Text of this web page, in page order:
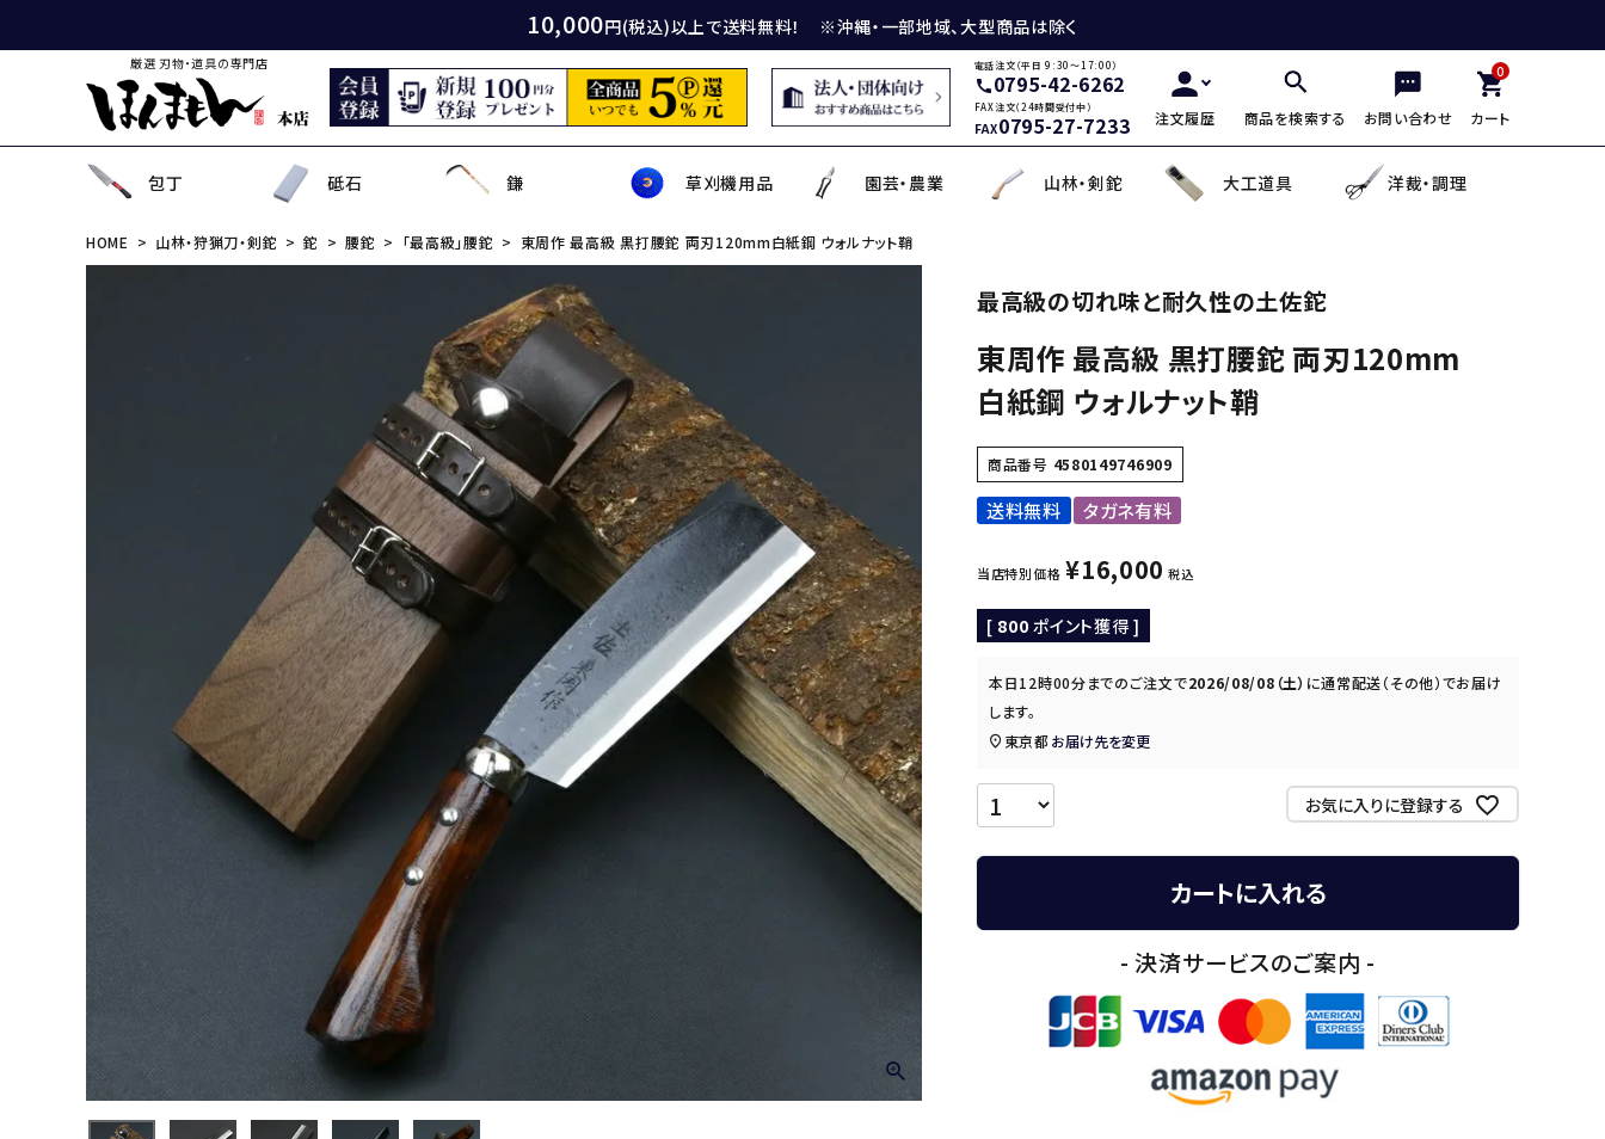
10,000円(税込)以上で送料無料！ ※沖縄・一部地域、大型商品は除く
厳選 刃物・道具の専門店 電話注文（平日 9:30～17:00）
call0795-42-6262
FAX注文（24時間受付中）
FAX0795-27-7233 注文履歴 商品を検索する お問い合わせ
0
カート
包丁
刺身包丁
ペティナイフ 牛刀・筋引き・骨スキ 麺切り包丁
セット商品 包丁収納・ケース デザイン包丁
砥石
角砥石
長刃包丁用砥石 面直し砥石
金盤・金剛砂 メンテナンス用品 セット品
鎌
中厚鎌
小鎌 造林鎌
草削り鎌
草刈機用品
ナイロンカッター
畦草刈機用刃 充電式除草機
補助・メンテナンス工具 草焼きバーナー
園芸・農業
農作・園芸用具 芝刈機・管理機・耕耘機爪 土農工具
セット品 携帯・収納ケース
山林・剣鉈
金矢・クサビ 木の皮剥き・角返し 登山用杖・トレッキ
大工道具
電動先端工具 手鉤
その他
洋裁・調理
事務・工作・細工鋏
ソムリエナイフ・カトラリー 盛箸・盛皿・盛台 越前箸
まな板 蕎麦打ち道具
HOME 山林・狩猟刀・剣鉈 鉈 腰鉈 「最高級」腰鉈 東周作 最高級 黒打腰鉈 両刃120mm白紙鋼 ウォルナット鞘
最高級の切れ味と耐久性の土佐鉈
東周作 最高級 黒打腰鉈 両刃120mm
白紙鋼 ウォルナット鞘
商品番号 4580149746909
送料無料 タガネ有料
当店特別価格 ¥16,000 税込
[ 800 ポイント獲得 ]
本日12時00分までのご注文で2026/08/08（土） に通常配送（その他）でお届け
します。
東京都 お届け先を変更
お気に入りに登録する
カートに入れる
- 決済サービスのご案内 -